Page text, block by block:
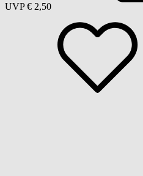
UVP € 2,50